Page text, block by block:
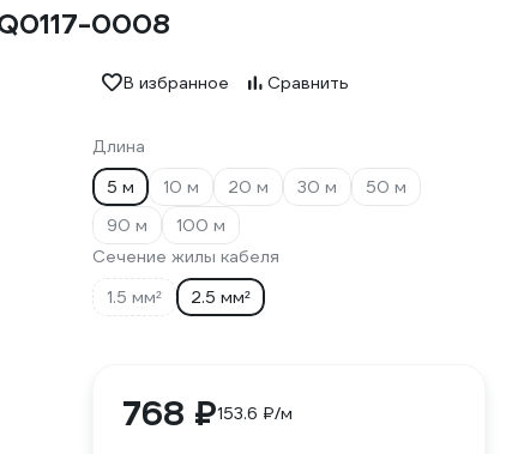
0008
В избранное Сравнить
Длина
5 м
10 м 20 м 30 м
50 м
90 м
100 м
Сечение жилы кабеля
1.5 мм²
2.5 мм²
768 ₽153.6 ₽/м